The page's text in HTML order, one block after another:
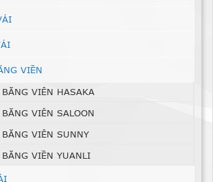
VIỀN
BĂNG VIÊN HASAKA
VIÊN SALOON
BĂNG VIÊN SUNNY
BĂNG VIỀN YUANLI